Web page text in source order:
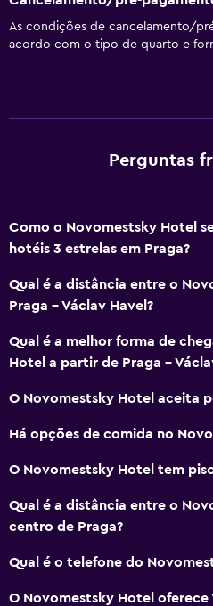
As condições de cancelamento/
acordo com o tipo de quarto e
Perguntas
Como o Novomestsky Hotel
hotéis 3 estrelas em Praga?
Qual é a distância entre o
Praga - Václav Havel?
Qual é a melhor forma de
Hotel a partir de Praga -
O Novomestsky Hotel aceita
Há opções de comida no
O Novomestsky Hotel tem
Qual é a distância entre o
centro de Praga?
Qual é o telefone do
O Novomestsky Hotel oferece